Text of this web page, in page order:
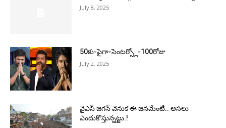
July 8, 2025
50కు-పైగా-సెంటర్స్లో-100రోజు
July 2, 2025
వైఎస్‌ జగన్‌ వెనుక ఈ జనమేంటి.. అసలు
ఎందుకొస్తున్నట్టు.!